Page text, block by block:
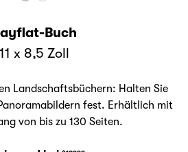
Buch
11 x 8,5 Zoll
Landschaftsbüchern: Halten Sie
fest. Erhältlich mit
von bis zu 130 Seiten.